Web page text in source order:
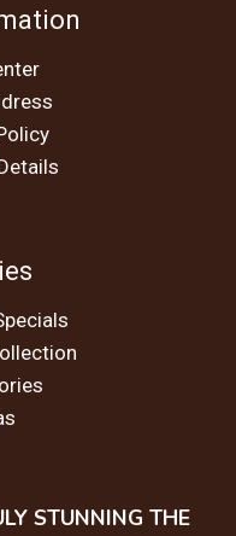
STUNNING THE